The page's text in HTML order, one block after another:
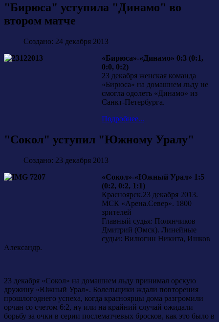
"Бирюса" уступила "Динамо" во
втором матче
Создано: 24 декабря 2013
«Бирюса»-«Динамо» 0:3 (0:1,
0:0, 0:2)
23 декабря женская команда
«Бирюса» на домашнем льду не
смогла одолеть «Динамо» из
Санкт-Петербурга.
Подробнее...
"Сокол" уступил "Южному Уралу"
Создано: 23 декабря 2013
«Сокол»-«Южный Урал» 1:5
(0:2, 0:2, 1:1)
Красноярск.23 декабря 2013.
МСК «Арена.Север». 1800
зрителей
Главный судья: Полянчиков
Дмитрий (Омск). Линейные
судьи: Вилюгин Никита, Ишков
Александр.
23 декабря «Сокол» на домашнем льду принимал орскую
дружину «Южный Урал». Болельщики ждали повторения
прошлогоднего успеха, когда красноярцы дома разгромили
орчан со счетом 6:2, ну или на крайний случай ожидали
борьбу за очки в серии послематчевых бросков, как это было в